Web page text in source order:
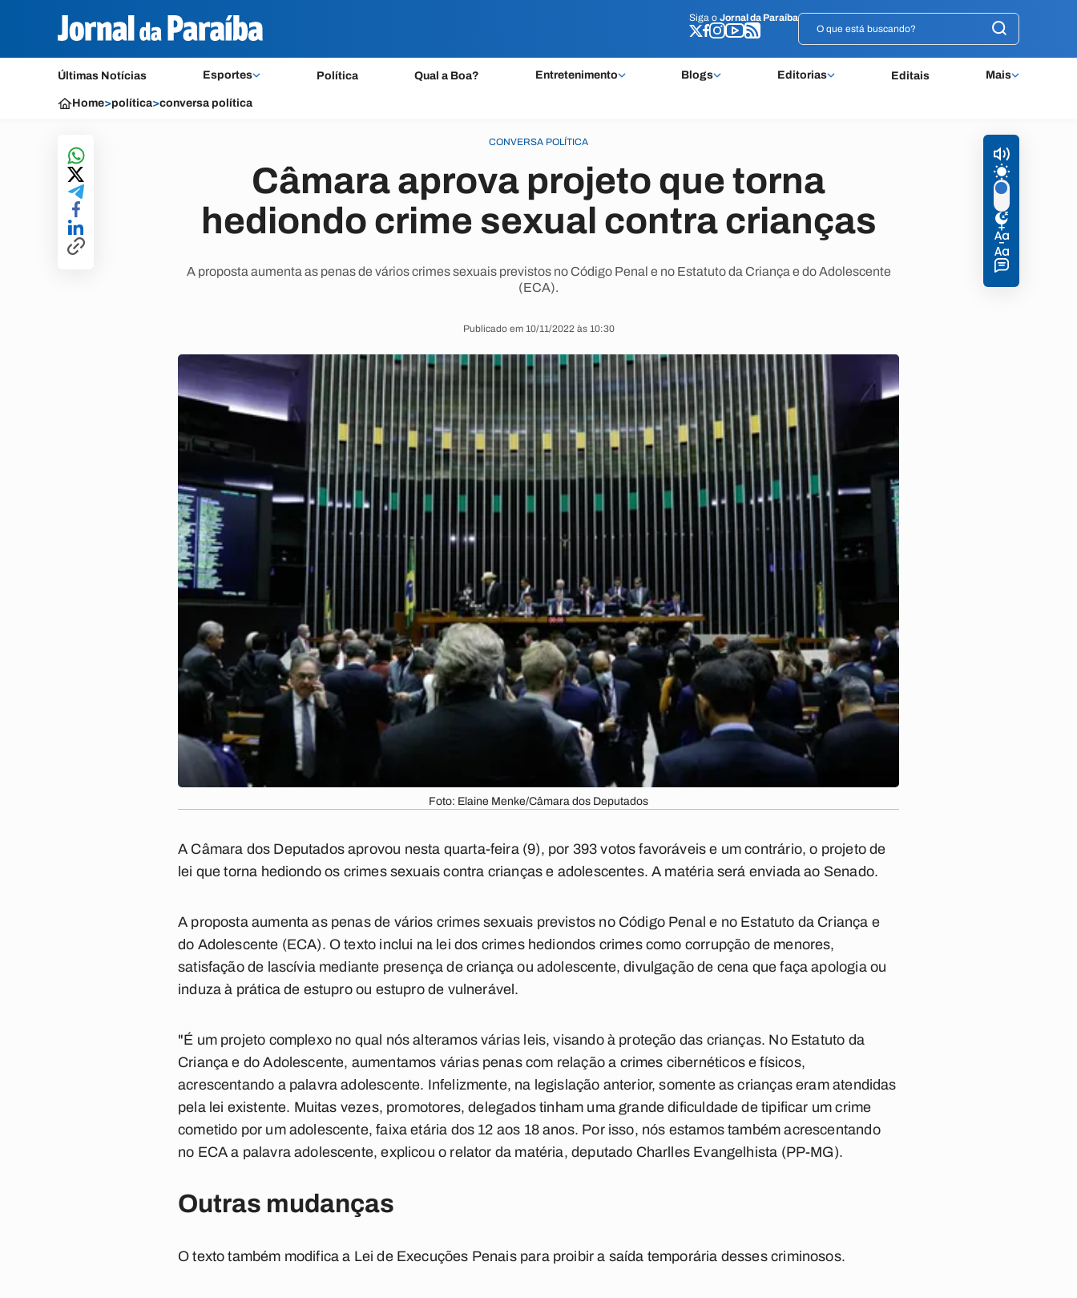
Siga o Jornal da Paraíba
Últimas Notícias Esportes Política Qual a Boa? Entretenimento Blogs Editorias Editais Mais
Siga o Jornal da Paraíba
Home>política>conversa política
CONVERSA POLÍTICA
Câmara aprova projeto que torna
hediondo crime sexual contra crianças
A proposta aumenta as penas de vários crimes sexuais previstos no Código Penal e no Estatuto da Criança e do Adolescente
(ECA).
Publicado em 10/11/2022 às 10:30
Foto: Elaine Menke/Câmara dos Deputados
A Câmara dos Deputados aprovou nesta quarta-feira (9), por 393 votos favoráveis e um contrário, o projeto de
lei que torna hediondo os crimes sexuais contra crianças e adolescentes. A matéria será enviada ao Senado.
A proposta aumenta as penas de vários crimes sexuais previstos no Código Penal e no Estatuto da Criança e
do Adolescente (ECA). O texto inclui na lei dos crimes hediondos crimes como corrupção de menores,
satisfação de lascívia mediante presença de criança ou adolescente, divulgação de cena que faça apologia ou
induza à prática de estupro ou estupro de vulnerável.
"É um projeto complexo no qual nós alteramos várias leis, visando à proteção das crianças. No Estatuto da
Criança e do Adolescente, aumentamos várias penas com relação a crimes cibernéticos e físicos,
acrescentando a palavra adolescente. Infelizmente, na legislação anterior, somente as crianças eram atendidas
pela lei existente. Muitas vezes, promotores, delegados tinham uma grande dificuldade de tipificar um crime
cometido por um adolescente, faixa etária dos 12 aos 18 anos. Por isso, nós estamos também acrescentando
no ECA a palavra adolescente, explicou o relator da matéria, deputado Charlles Evangelhista (PP-MG).
Outras mudanças
O texto também modifica a Lei de Execuções Penais para proibir a saída temporária desses criminosos.